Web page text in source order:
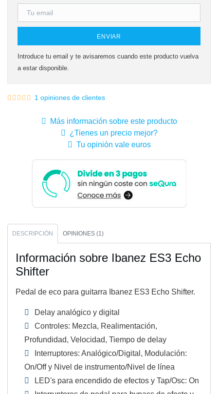
ENVIAR
Introduce tu email y te avisaremos cuando este producto vuelva
a estar disponible.
1 opiniones de clientes
Más información sobre este producto
¿Tienes un precio mejor?
Tu opinión vale euros
DESCRIPCIÓN OPINIONES (1)
Información sobre Ibanez ES3 Echo
Shifter
Pedal de eco para guitarra Ibanez ES3 Echo Shifter.
Delay analógico y digital
Controles: Mezcla, Realimentación,
Profundidad, Velocidad, Tiempo de delay
Interruptores: Analógico/Digital, Modulación:
On/Off y Nivel de instrumento/Nivel de línea
LED's para encendido de efectos y Tap/Osc: On